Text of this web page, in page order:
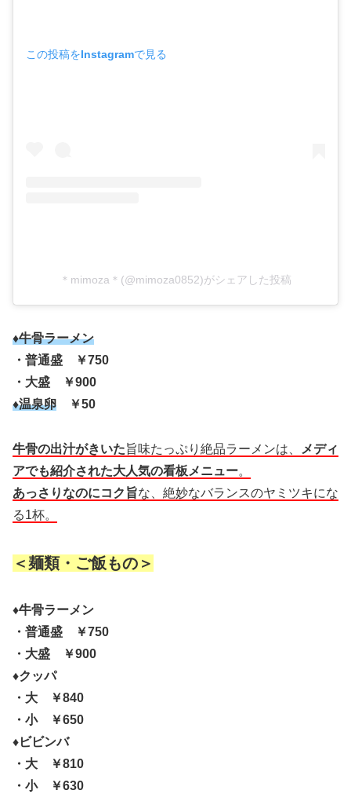
この投稿をInstagramで見る
＊mimoza＊(@mimoza0852)がシェアした投稿
♦牛骨ラーメン
・普通盛 ￥750
・大盛 ￥900
♦温泉卵 ￥50
牛骨の出汁がきいた旨味たっぷり絶品ラーメンは、
メディ
アでも紹介された大人気の看板メニュー。
あっさりなのにコク旨な、絶妙なバランスのヤミツキにな
る1杯。
＜麺類・ご飯もの＞
♦牛骨ラーメン
・普通盛 ￥750
・大盛 ￥900
♦クッパ
・大 ￥840
・小 ￥650
♦ビビンバ
・大 ￥810
・小 ￥630